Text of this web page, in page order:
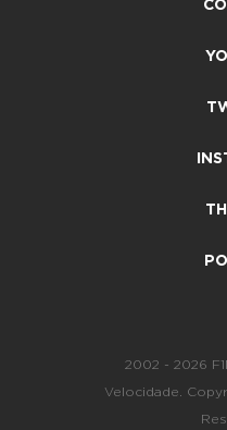
2002 - 2026
Velocidade.